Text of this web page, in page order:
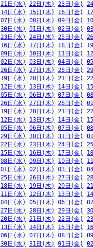
21日(水) 22日(木) 23日(金)
14日(水) 15日(木) 16日(金)
07日(水) 08日(木) 09日(金)
30日(水) 01日(木) 02日(金)
23日(水) 24日(木) 25日(金)
16日(水) 17日(木) 18日(金)
09日(水) 10日(木) 11日(金)
02日(水) 03日(木) 04日(金)
26日(水) 27日(木) 28日(金)
19日(水) 20日(木) 21日(金)
12日(水) 13日(木) 14日(金)
05日(水) 06日(木) 07日(金)
26日(水) 27日(木) 28日(金)
19日(水) 20日(木) 21日(金)
12日(水) 13日(木) 14日(金)
05日(水) 06日(木) 07日(金)
29日(水) 30日(木) 31日(金)
22日(水) 23日(木) 24日(金)
15日(水) 16日(木) 17日(金)
08日(水) 09日(木) 10日(金)
01日(水) 02日(木) 03日(金)
25日(水) 26日(木) 27日(金)
18日(水) 19日(木) 20日(金)
11日(水) 12日(木) 13日(金)
04日(水) 05日(木) 06日(金)
27日(水) 28日(木) 29日(金)
20日(水) 21日(木) 22日(金)
13日(水) 14日(木) 15日(金)
06日(水) 07日(木) 08日(金)
30日(水) 31日(木) 01日(金)